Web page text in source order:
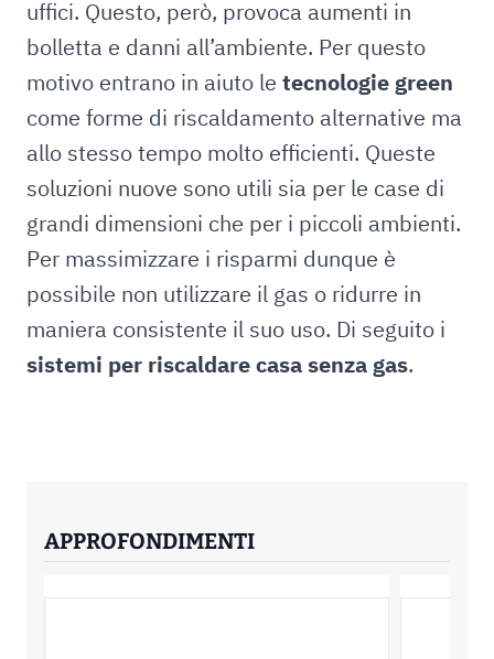
uffici. Questo, però, provoca aumenti in
bolletta e danni all’ambiente. Per questo
motivo entrano in aiuto le tecnologie green
come forme di riscaldamento alternative ma
allo stesso tempo molto efficienti. Queste
soluzioni nuove sono utili sia per le case di
grandi dimensioni che per i piccoli ambienti.
Per massimizzare i risparmi dunque è
possibile non utilizzare il gas o ridurre in
maniera consistente il suo uso. Di seguito i
sistemi per riscaldare casa senza gas.
APPROFONDIMENTI